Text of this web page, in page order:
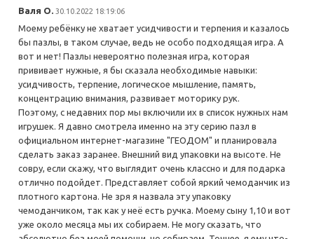
Валя О. 30.10.2022 18:19:06
Моему ребёнку не хватает усидчивости и терпения и казалось
бы пазлы, в таком случае, ведь не особо подходящая игра. А
вот и нет! Пазлы невероятно полезная игра, которая
прививает нужные, я бы сказала необходимые навыки:
усидчивость, терпение, логическое мышление, память,
концентрацию внимания, развивает моторику рук.
Поэтому, с недавних пор мы включили их в список нужных нам
игрушек. Я давно смотрела именно на эту серию пазл в
официальном интернет-магазине "ГЕОДОМ" и планировала
сделать заказ заранее. Внешний вид упаковки на высоте. Не
совру, если скажу, что выглядит очень классно и для подарка
отлично подойдет. Представляет собой яркий чемоданчик из
плотного картона. Не зря я назвала эту упаковку
чемоданчиком, так как у неё есть ручка. Моему сыну 1,10 и вот
уже около месяца мы их собираем. Не могу сказать, что